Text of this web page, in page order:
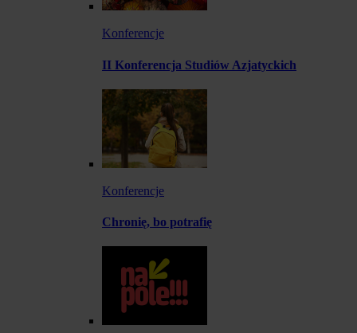
Konferencje
II Konferencja Studiów Azjatyckich
Konferencje
Chronię, bo potrafię